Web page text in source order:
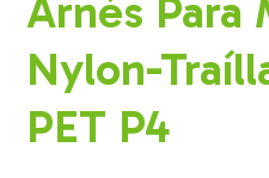
Arnés Para
Nylon-
PET P4